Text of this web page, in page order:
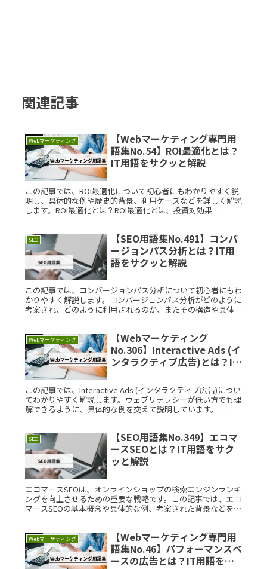
関連記事
Webマーケティング
【Webマーケティング専門用
語集No.54】ROI最適化とは？
IT用語をサクッと解説
この記事では、ROI最適化について初心者にもわかりやすく説
明し、具体的な例や歴史的背景、利用ケースなどを詳しく解説
します。ROI最適化とは？ROI最適化とは、投資対効果
SEO
【SEO用語集No.491】コンバ
ージョンパス分析とは？IT用
語をサクッと解説
この記事では、コンバージョンパス分析について初心者にもわ
かりやすく解説します。コンバージョンパス分析がどのように
考案され、どのように利用されるのか、またその構造や具体的
Webマーケティング
【Webマーケティング
No.306】Interactive Ads (イ
ンタラクティブ広告)とは？IT
この記事では、Interactive Ads (インタラクティブ広告)につい
てわかりやすく解説します。ウェブリテラシーが低い方でも理
解できるように、具体的な例を交えて説明しています。
SEO
【SEO用語集No.349】エコマ
ースSEOとは？IT用語をサク
ッと解説
エコマースSEOは、オンラインショップの検索エンジンランキ
ングを向上させるための重要な戦略です。この記事では、エコ
マースSEOの基本概念や具体的な例、考案された背景などをわ
Webマーケティング
【Webマーケティング専門用
語集No.46】パフォーマンスベ
ースの広告とは？IT用語をサ